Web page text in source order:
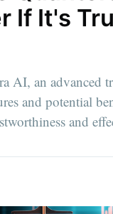
If It's
AI, an advanced
and potential
and